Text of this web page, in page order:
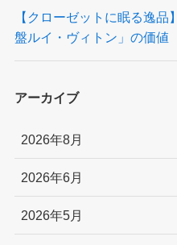
【クローゼットに眠る逸
盤ルイ・ヴィトン」の価値
アーカイブ
2026年8月
2026年6月
2026年5月